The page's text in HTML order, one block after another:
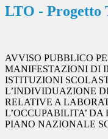
LTO - Progetto
AVVISO PUBBLICO
MANIFESTAZIONI DI
ISTITUZIONI
L’INDIVIDUAZIONE
RELATIVE A
L’OCCUPABILITA’
PIANO NAZIONALE